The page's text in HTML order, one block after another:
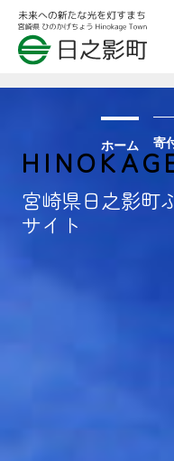
宮崎県日之影町
サイト
ホーム 寄